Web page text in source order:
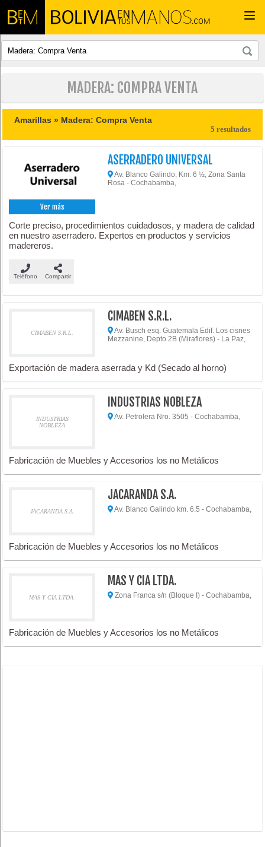
MADERA: COMPRA VENTA
Amarillas » Madera: Compra Venta
5 resultados
Ver más
ASERRADERO UNIVERSAL
Av. Blanco Galindo, Km. 6 ½, Zona Santa
Rosa - Cochabamba,
Corte preciso, procedimientos cuidadosos, y madera de calidad
en nuestro aserradero. Expertos en productos y servicios
madereros.
Teléfono Compartir
CIMABEN S.R.L.
CIMABEN S.R.L.
Av. Busch esq. Guatemala Edif. Los cisnes
Mezzanine, Depto 2B (Miraflores) - La Paz,
Exportación de madera aserrada y Kd (Secado al horno)
INDUSTRIAS
NOBLEZA
INDUSTRIAS NOBLEZA
Av. Petrolera Nro. 3505 - Cochabamba,
Fabricación de Muebles y Accesorios los no Metálicos
JACARANDA S.A.
JACARANDA S.A.
Av. Blanco Galindo km. 6.5 - Cochabamba,
Fabricación de Muebles y Accesorios los no Metálicos
MAS Y CIA LTDA.
MAS Y CIA LTDA.
Zona Franca s/n (Bloque I) - Cochabamba,
Fabricación de Muebles y Accesorios los no Metálicos